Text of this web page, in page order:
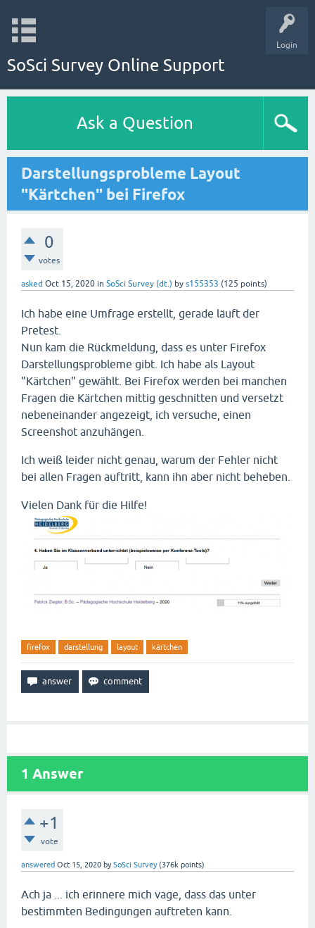
Login
SoSci Survey Online Support
Ask a Question
Darstellungsprobleme Layout
"Kärtchen" bei Firefox
0
votes
asked Oct 15, 2020 in SoSci Survey (dt.) by s155353 (125 points)
Ich habe eine Umfrage erstellt, gerade läuft der
Pretest.
Nun kam die Rückmeldung, dass es unter Firefox
Darstellungsprobleme gibt. Ich habe als Layout
"Kärtchen" gewählt. Bei Firefox werden bei manchen
Fragen die Kärtchen mittig geschnitten und versetzt
nebeneinander angezeigt, ich versuche, einen
Screenshot anzuhängen.
Ich weiß leider nicht genau, warum der Fehler nicht
bei allen Fragen auftritt, kann ihn aber nicht beheben.
Vielen Dank für die Hilfe!
firefox darstellung layout kärtchen
1 Answer
+1
vote
answered Oct 15, 2020 bySoSci Survey (376k points)
Ach ja ... ich erinnere mich vage, dass das unter
bestimmten Bedingungen auftreten kann.